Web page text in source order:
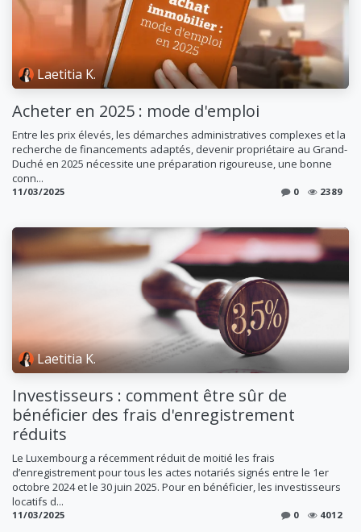
Laetitia K.
Acheter en 2025 : mode d'emploi
Entre les prix élevés, les démarches administratives complexes et la
recherche de financements adaptés, devenir propriétaire au Grand-
Duché en 2025 nécessite une préparation rigoureuse, une bonne
conn...
11/03/2025 0 2389
Laetitia K.
Investisseurs : comment être sûr de
bénéficier des frais d'enregistrement
réduits
Le Luxembourg a récemment réduit de moitié les frais
d’enregistrement pour tous les actes notariés signés entre le 1er
octobre 2024 et le 30 juin 2025. Pour en bénéficier, les investisseurs
locatifs d...
11/03/2025 0 4012